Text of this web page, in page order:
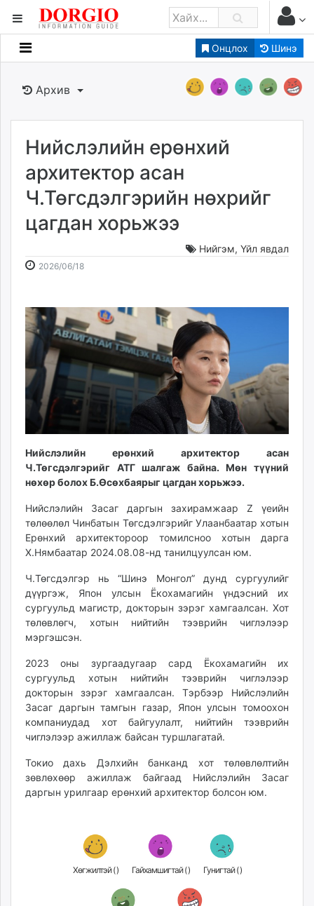
Онцлох Шинэ
Мэдээллийн
Банк санхүү
Бизнес ААН
Төрийн
dorgio.mn
Gogo.mn
caak.mn
news.mn
zindaa.mn
tovch.mn
ikon.mn
mnb.mn
Livetv.mn
Eguur.mn
24tsag.mn
shuud.mn
eagle.mn
ergelt.mn
zarig.mn
today.mn
ugluu.mn
urlag.mn
shudarga.mn
shuurhai.mn
unuudur.mn
isee.mn
mglradio.com
fact.mn
itoim.mn
tumen.mn
times.mn
tvmongolia.mn
mass.mn
Архив
Нийслэлийн ерөнхий
архитектор асан
Ч.Төгсдэлгэрийн нөхрийг
цагдан хорьжээ
Нийгэм, Үйл явдал
2026/06/182026-
14:57:42
2026-
19:14:14
Нийслэлийн ерөнхий архитектор асан
Ч.Төгсдэлгэрийг АТГ шалгаж байна. Мөн түүний
нөхөр болох Б.Өсөхбаярыг цагдан хорьжээ.
Нийслэлийн Засаг даргын захирамжаар Z үеийн
төлөөлөл Чинбатын Төгсдэлгэрийг Улаанбаатар хотын
Ерөнхий архитектороор томилсноо хотын дарга
Х.Нямбаатар 2024.08.08-нд танилцуулсан юм.
Ч.Төгсдэлгэр нь “Шинэ Монгол” дунд сургуулийг
дүүргэж, Япон улсын Ёкохамагийн үндэсний их
сургуульд магистр, докторын зэрэг хамгаалсан. Хот
төлөвлөгч, хотын нийтийн тээврийн чиглэлээр
мэргэшсэн.
2023 оны зургаадугаар сард Ёкохамагийн их
сургуульд хотын нийтийн тээврийн чиглэлээр
докторын зэрэг хамгаалсан. Тэрбээр Нийслэлийн
Засаг даргын тамгын газар, Япон улсын томоохон
компаниудад хот байгуулалт, нийтийн тээврийн
чиглэлээр ажиллаж байсан туршлагатай.
Токио дахь Дэлхийн банканд хот төлөвлөлтийн
зөвлөхөөр ажиллаж байгаад Нийслэлийн Засаг
даргын урилгаар ерөнхий архитектор болсон юм.
Хөгжилтэй () Гайхамшигтай () Гунигтай ()